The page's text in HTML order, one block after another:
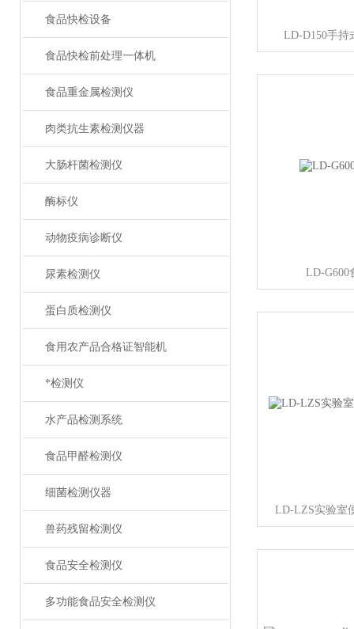
食品快检设备
食品快检前处理一体机
食品重金属检测仪
肉类抗生素检测仪器
大肠杆菌检测仪
酶标仪
动物疫病诊断仪
尿素检测仪
蛋白质检测仪
食用农产品合格证智能机
*检测仪
水产品检测系统
食品甲醛检测仪
细菌检测仪器
兽药残留检测仪
食品安全检测仪
多功能食品安全检测仪
LD-D150手持
LD-G600
LD-LZS实验室